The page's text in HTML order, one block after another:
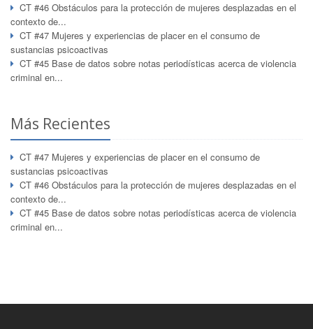
CT #46 Obstáculos para la protección de mujeres desplazadas en el
contexto de...
CT #47 Mujeres y experiencias de placer en el consumo de
sustancias psicoactivas
CT #45 Base de datos sobre notas periodísticas acerca de violencia
criminal en...
Más Recientes
CT #47 Mujeres y experiencias de placer en el consumo de
sustancias psicoactivas
CT #46 Obstáculos para la protección de mujeres desplazadas en el
contexto de...
CT #45 Base de datos sobre notas periodísticas acerca de violencia
criminal en...